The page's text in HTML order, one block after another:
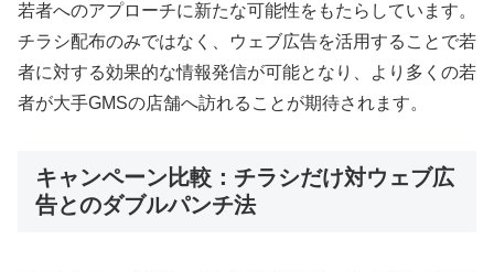
若者へのアプローチに新たな可能性をもたらしています。
チラシ配布のみではなく、ウェブ広告を活用することで若
者に対する効果的な情報発信が可能となり、より多くの若
者が大手GMSの店舗へ訪れることが期待されます。
キャンペーン比較：チラシだけ対ウェブ広
告とのダブルパンチ法